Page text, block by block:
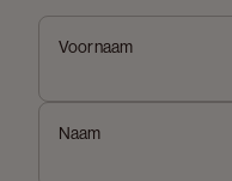
Voornaam
Naam